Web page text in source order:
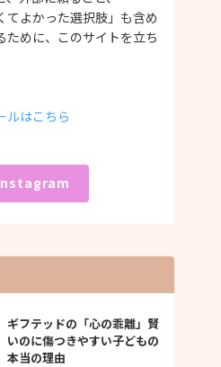
てよかった選択肢」も含め
ために、このサイトを立ち
ルはこちら
ギフテッドの「心の乖離」賢
いのに傷つきやすい子どもの
本当の理由